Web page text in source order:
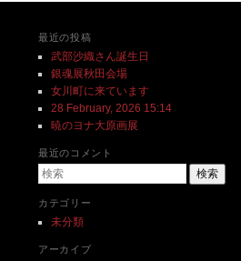
最近の投稿
武部沙織さん誕生日
銀魂展秋田会場
女川町に来ています
28 February, 2026 15:14
暁のヨナ大原画展
最近のコメント
検索
カテゴリー
未分類
アーカイブ